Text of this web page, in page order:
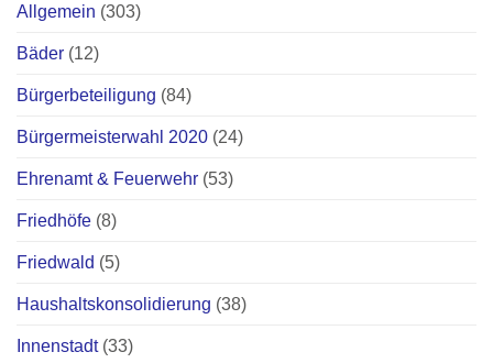
Allgemein (303)
Bäder (12)
Bürgerbeteiligung (84)
Bürgermeisterwahl 2020 (24)
Ehrenamt & Feuerwehr (53)
Friedhöfe (8)
Friedwald (5)
Haushaltskonsolidierung (38)
Innenstadt(33)